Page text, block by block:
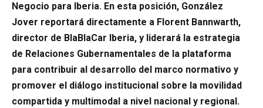
Negocio para Iberia. En esta posición, González
Jover reportará directamente a Florent Bannwarth,
director de BlaBlaCar Iberia, y liderará la estrategia
de Relaciones Gubernamentales de la plataforma
para contribuir al desarrollo del marco normativo y
promover el diálogo institucional sobre la movilidad
compartida y multimodal a nivel nacional y regional.